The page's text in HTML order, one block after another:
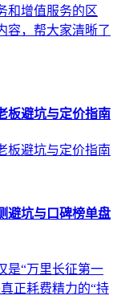
和增值服务的区
容，帮大家清晰了
板避坑与定价指南
板避坑与定价指南
避坑与口碑榜单盘
是“万里长征第一
正耗费精力的“持